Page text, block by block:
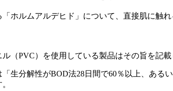
ホルムアルデヒド」について、直接肌に触
（PVC）を使用している製品はその旨を記載
生分解性がBOD法28日間で60％以上、あ